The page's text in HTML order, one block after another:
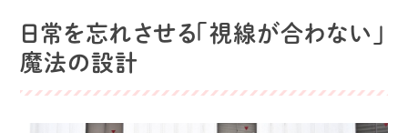
日常を忘れさせる「視線が合わない」
魔法の設計